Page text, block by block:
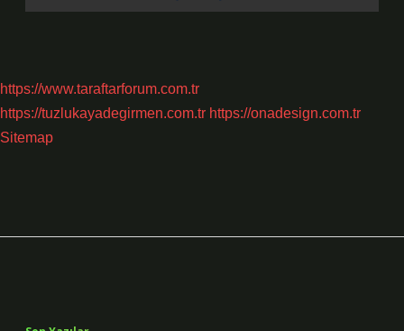
https://www.taraftarforum.com.tr
https://tuzlukayadegirmen.com.tr https://onadesign.com.tr
Sitemap